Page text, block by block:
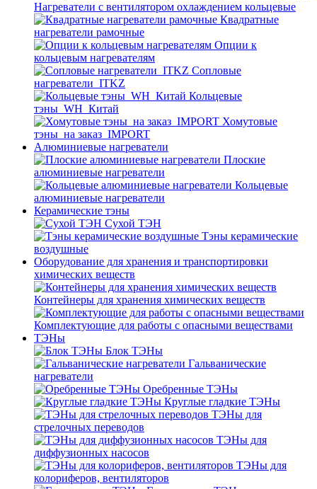
Нагреватели с вентилятором охлаждением кольцевые
Квадратные
нагреватели рамочные
Опции к
кольцевым нагревателям
Cопловые
нагреватели_ITKZ
Кольцевые
тэны_WH_Китай
Хомутовые
тэны_на заказ_IMPORT
Алюминиевые нагреватели
Плоские
алюминиевые нагреватели
Кольцевые
алюминиевые нагреватели
Керамические тэны
Сухой ТЭН
Тэны керамические
воздушные
Оборудование для хранения и транспортировки
химических веществ
Контейнеры для хранения химических веществ
Комплектующие для работы с опасными веществами
ТЭНы
Блок ТЭНы
Гальванические
нагреватели
Оребренные ТЭНы
Круглые гладкие ТЭНы
ТЭНы для
стрелочных переводов
ТЭНы для
диффузионных насосов
ТЭНы для
колориферов, вентиляторов